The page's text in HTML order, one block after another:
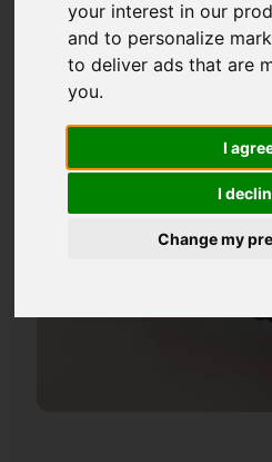
your interest in our
and to personalize
to deliver ads that are
you.
I
I
Change my
VÁLVULA DE
NÚMERO DE